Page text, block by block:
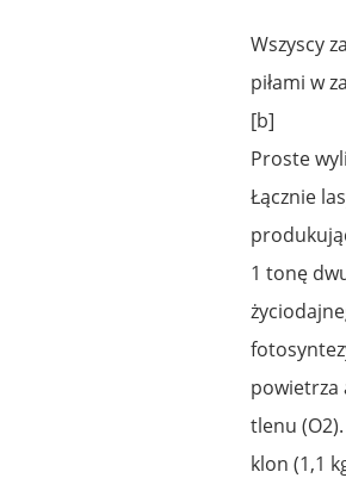
Wszyscy
piłami w
[b]
Proste
Łącznie
1 tonę
powietrza
tlenu
klon (1,1